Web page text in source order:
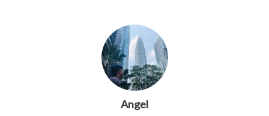
Ubicado en el mismo local que ocupara desde 1959 el
restaurante México Lindo, primer restaurante mexicano de
no hay nada qué no tenga un sentido y
Angel